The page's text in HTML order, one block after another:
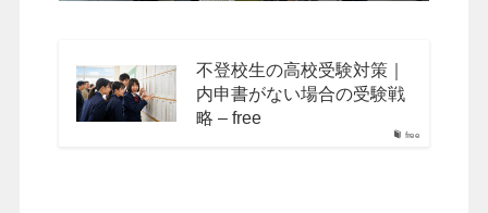
free
不登校生の高校受験対策｜
内申書がない場合の受験戦
略 – free